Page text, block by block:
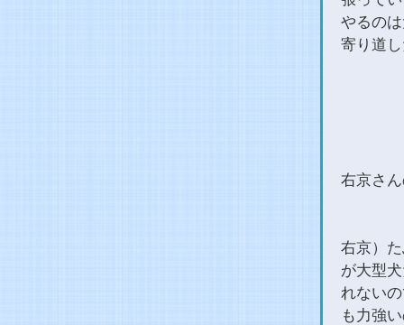
やるの
寄り道
右京さ
右京）
が大型
れない
も力強